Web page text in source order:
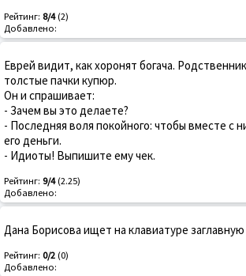
Рейтинг: 8/4(2)
Добавлено:
Еврей видит, как хоронят богача.
толстые пачки купюр.
Он и спрашивает:
- Зачем вы это делаете?
- Последняя воля покойного: чтобы вместе с
его деньги.
- Идиоты! Выпишите ему чек.
Рейтинг: 9/4(2.25)
Добавлено:
Дана Борисова ищет на клавиатуре
Рейтинг: 0/2 (0)
Добавлено: